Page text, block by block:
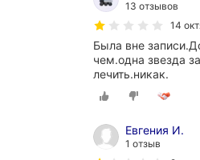
13 отзывов
14
Была вне
чем.одна звезда
лечить.никак.
Евгения И.
1 отзыв